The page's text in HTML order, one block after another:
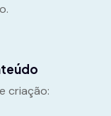
criação: